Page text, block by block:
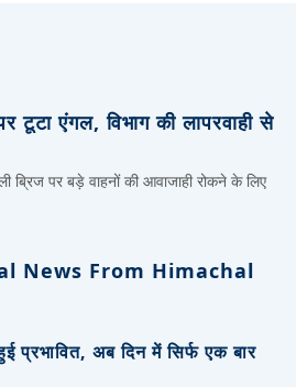
टूटा एंगल, विभाग की लापरवाही से
पर बड़े वाहनों की आवाजाही रोकने के लिए
News From Himachal
प्रभावित, अब दिन में सिर्फ एक बार